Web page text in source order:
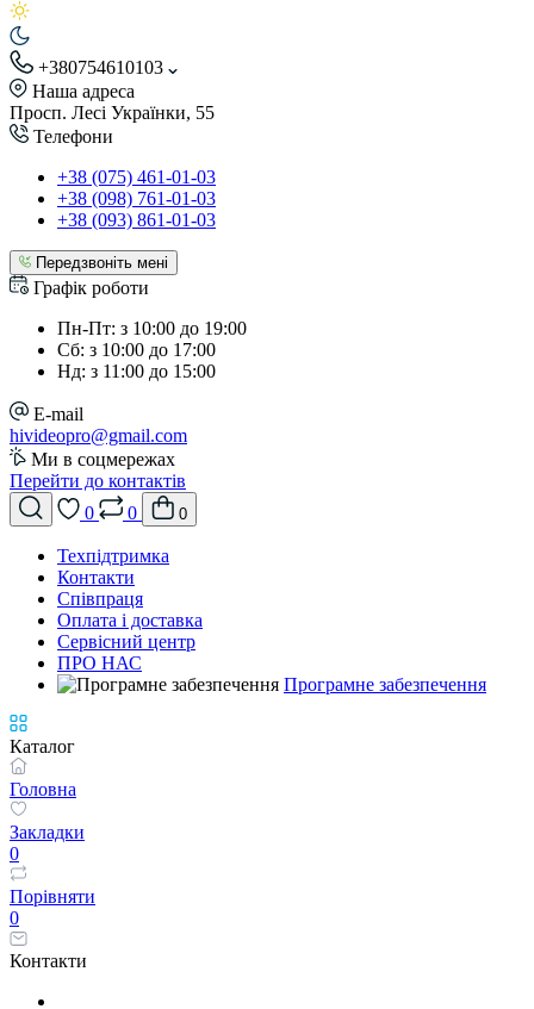
+380754610103
Наша адреса
Просп. Лесі Українки, 55
Телефони
+38 (075) 461-01-03
+38 (098) 761-01-03
+38 (093) 861-01-03
Передзвоніть мені
Графік роботи
Пн-Пт: з 10:00 до 19:00
Сб: з 10:00 до 17:00
Нд: з 11:00 до 15:00
E-mail
hivideopro@gmail.com
Ми в соцмережах
Перейти до контактів
0
0 0
Техпідтримка
Контакти
Співпраця
Оплата і доставка
Сервісний центр
ПРО НАС
Програмне забезпечення
Каталог
Головна
Закладки
0
Порівняти
0
Контакти